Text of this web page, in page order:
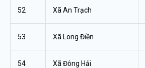
52 Xã An Trạch
53 Xã Long Điền
54 Xã Đông Hải